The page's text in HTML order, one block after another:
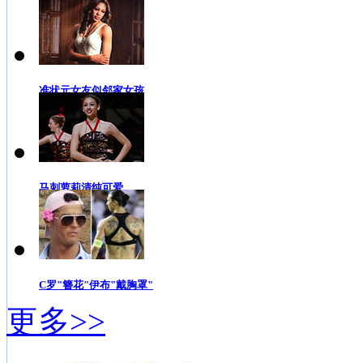
准状元女友似邻家女孩
马刺萝莉清纯可爱
C罗"簪花"伊布"戴胸罩"
更多>>